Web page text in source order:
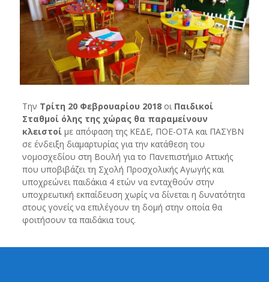
Την Τρίτη 20 Φεβρουαρίου 2018οι Παιδικοί
Σταθμοί όλης της χώρας θα παραμείνουν
κλειστοίμε απόφαση της ΚΕΔΕ, ΠΟΕ-ΟΤΑ και ΠΑΣΥΒΝ
σε ένδειξη διαμαρτυρίας για την κατάθεση του
νομοσχεδίου στη Βουλή για το Πανεπιστήμιο Αττικής
που υποβιβάζει τη Σχολή Προσχολικής Αγωγής και
υποχρεώνει παιδάκια 4 ετών να ενταχθούν στην
υποχρεωτική εκπαίδευση χωρίς να δίνεται η δυνατότητα
στους γονείς να επιλέγουν τη δομή στην οποία θα
φοιτήσουν τα παιδάκια τους.